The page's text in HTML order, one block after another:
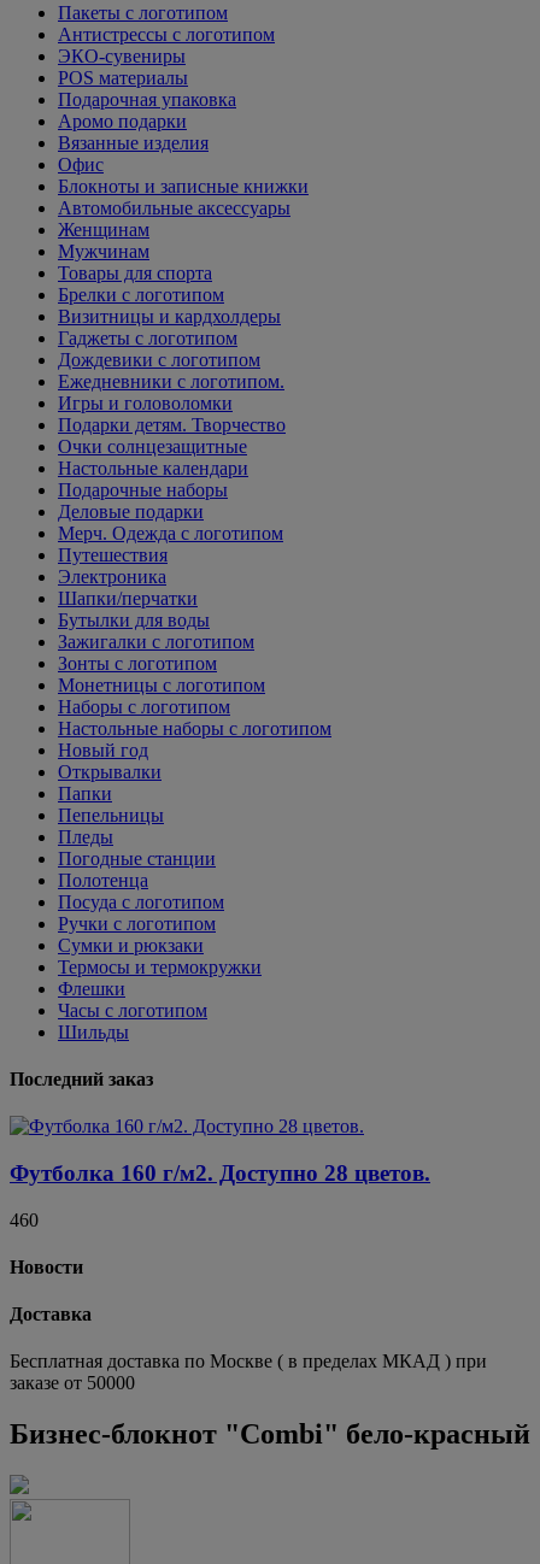
Пакеты с логотипом
Антистрессы с логотипом
ЭКО-сувениры
POS материалы
Подарочная упаковка
Аромо подарки
Вязанные изделия
Офис
Блокноты и записные книжки
Автомобильные аксессуары
Женщинам
Мужчинам
Товары для спорта
Брелки с логотипом
Визитницы и кардхолдеры
Гаджеты с логотипом
Дождевики с логотипом
Ежедневники с логотипом.
Игры и головоломки
Подарки детям. Творчество
Очки солнцезащитные
Настольные календари
Подарочные наборы
Деловые подарки
Мерч. Одежда с логотипом
Путешествия
Электроника
Шапки/перчатки
Бутылки для воды
Зажигалки с логотипом
Зонты с логотипом
Монетницы с логотипом
Наборы с логотипом
Настольные наборы с логотипом
Новый год
Открывалки
Папки
Пепельницы
Пледы
Погодные станции
Полотенца
Посуда с логотипом
Ручки с логотипом
Сумки и рюкзаки
Термосы и термокружки
Флешки
Часы с логотипом
Шильды
Последний заказ
Футболка 160 г/м2. Доступно 28 цветов.
460
Новости
Доставка
Бесплатная доставка по Москве ( в пределах МКАД ) при
заказе от 50000
Бизнес-блокнот "Combi" бело-красный